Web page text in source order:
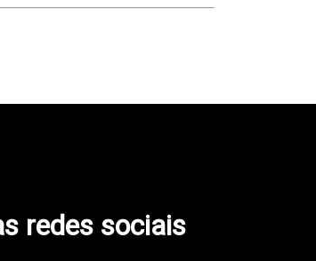
redes sociais